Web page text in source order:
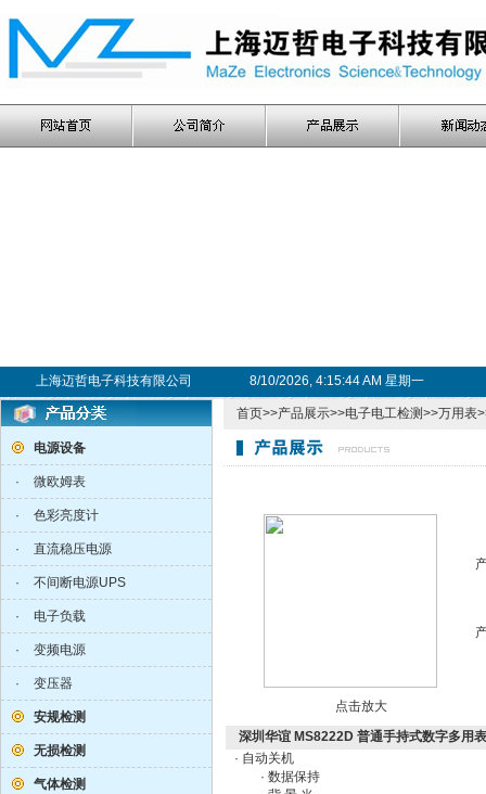
上海迈哲电子科技有限公司 8/10/2026, 4:15:44 AM 星期一
电源设备
· 微欧姆表
· 色彩亮度计
· 直流稳压电源
· 不间断电源UPS
· 电子负载
· 变频电源
· 变压器
安规检测
无损检测
气体检测
首页>>产品展示>>电子电工检测>>万用表
点击放大
深圳华谊 MS8222D 普通手持式数字多用表
· 自动关机
· 数据保持